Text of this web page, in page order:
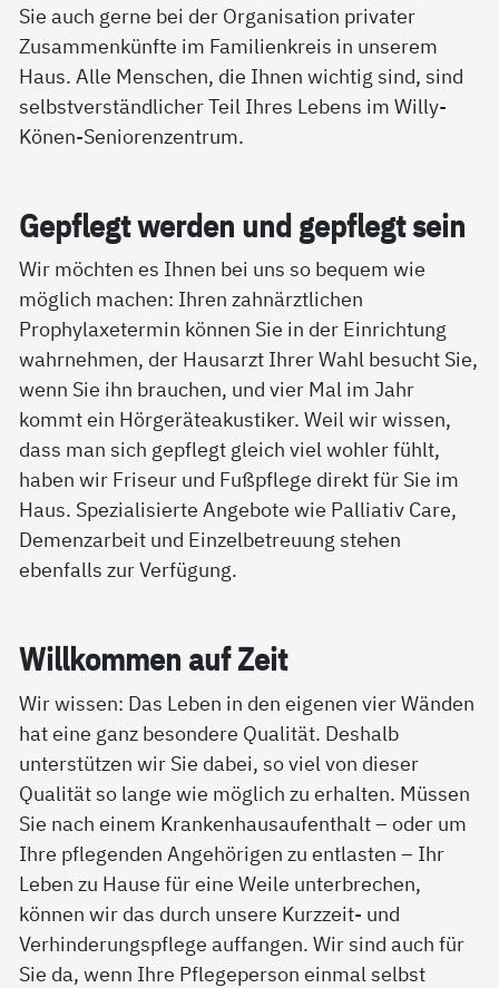
Sie auch gerne bei der Organisation privater
Zusammenkünfte im Familienkreis in unserem
Haus. Alle Menschen, die Ihnen wichtig sind, sind
selbstverständlicher Teil Ihres Lebens im Willy-
Könen-Seniorenzentrum.
Gepf­legt wer­den und gepf­legt sein
Wir möchten es Ihnen bei uns so bequem wie
möglich machen: Ihren zahnärztlichen
Prophylaxetermin können Sie in der Einrichtung
wahrnehmen, der Hausarzt Ihrer Wahl besucht Sie,
wenn Sie ihn brauchen, und vier Mal im Jahr
kommt ein Hörgeräteakustiker. Weil wir wissen,
dass man sich gepflegt gleich viel wohler fühlt,
haben wir Friseur und Fußpflege direkt für Sie im
Haus. Spezialisierte Angebote wie Palliativ Care,
Demenzarbeit und Einzelbetreuung stehen
ebenfalls zur Verfügung.
Will­kom­men auf Zeit
Wir wissen: Das Leben in den eigenen vier Wänden
hat eine ganz besondere Qualität. Deshalb
unterstützen wir Sie dabei, so viel von dieser
Qualität so lange wie möglich zu erhalten. Müssen
Sie nach einem Krankenhausaufenthalt – oder um
Ihre pflegenden Angehörigen zu entlasten – Ihr
Leben zu Hause für eine Weile unterbrechen,
können wir das durch unsere Kurzzeit- und
Verhinderungspflege auffangen. Wir sind auch für
Sie da, wenn Ihre Pflegeperson einmal selbst